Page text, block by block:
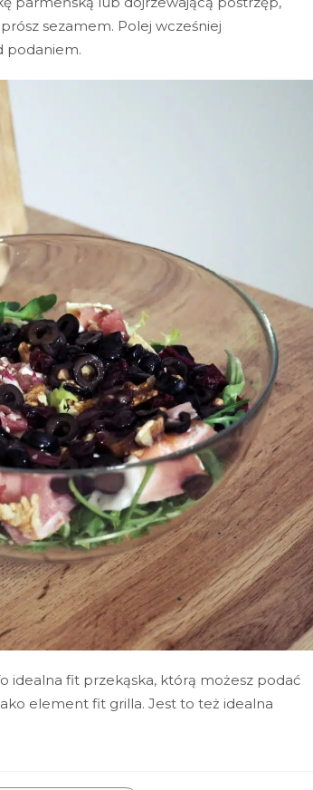
sezamem. Polej wcześniej
podaniem.
idealna fit przekąska, którą możesz podać
element fit grilla. Jest to też idealna